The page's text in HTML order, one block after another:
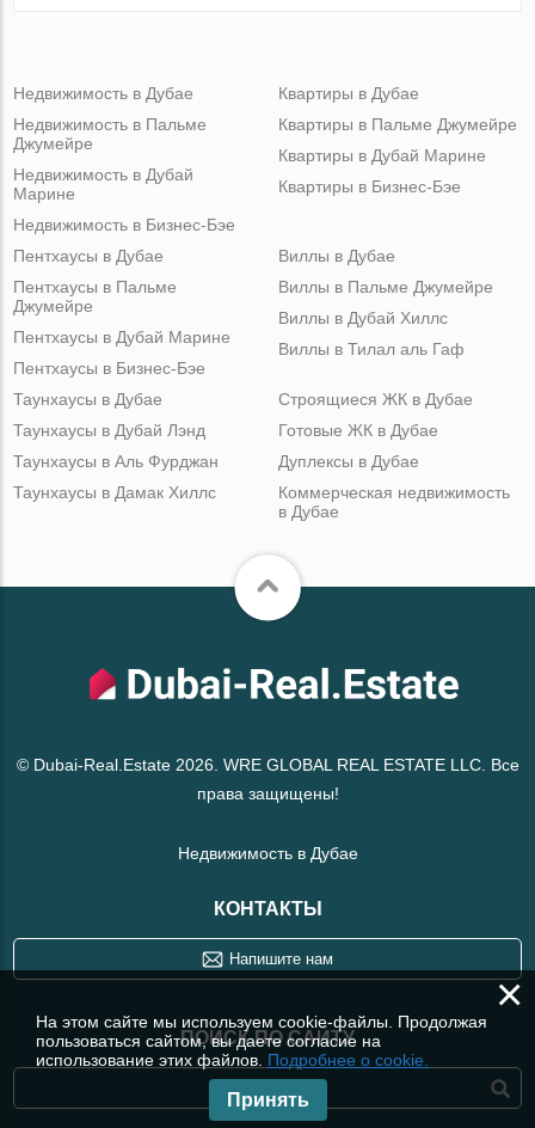
Недвижимость в Дубае
Недвижимость в Пальме
Джумейре
Недвижимость в Дубай
Марине
Недвижимость в Бизнес-Бэе
Квартиры в Дубае
Квартиры в Пальме Джумейре
Квартиры в Дубай Марине
Квартиры в Бизнес-Бэе
Пентхаусы в Дубае
Пентхаусы в Пальме
Джумейре
Пентхаусы в Дубай Марине
Пентхаусы в Бизнес-Бэе
Виллы в Дубае
Виллы в Пальме Джумейре
Виллы в Дубай Хиллс
Виллы в Тилал аль Гаф
Таунхаусы в Дубае
Таунхаусы в Дубай Лэнд
Таунхаусы в Аль Фурджан
Таунхаусы в Дамак Хиллс
Строящиеся ЖК в Дубае
Готовые ЖК в Дубае
Дуплексы в Дубае
Коммерческая недвижимость
в Дубае
© Dubai-Real.Estate 2026. WRE GLOBAL REAL ESTATE LLC. Все
права защищены!
Недвижимость в Дубае
КОНТАКТЫ
Напишите нам
ПОИСК ПО САЙТУ
×
На этом сайте мы используем cookie-файлы. Продолжая
пользоваться сайтом, вы даете согласие на
использование этих файлов. Подробнее о cookie.
Принять